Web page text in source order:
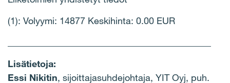
(1): Volyymi: 14877 Keskihinta: 0.00 EUR
Lisätietoja:
Essi Nikitin, sijoittajasuhdejohtaja, YIT Oyj, puh.